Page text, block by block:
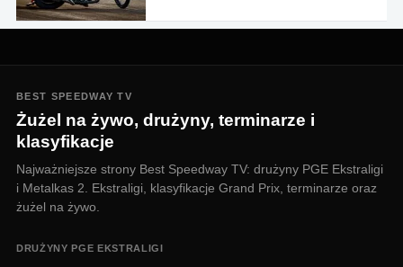
BEST SPEEDWAY TV
Żużel na żywo, drużyny, terminarze i
klasyfikacje
Najważniejsze strony Best Speedway TV: drużyny PGE Ekstraligi
i Metalkas 2. Ekstraligi, klasyfikacje Grand Prix, terminarze oraz
żużel na żywo.
DRUŻYNY PGE EKSTRALIGI